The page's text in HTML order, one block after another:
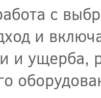
с
и
и ущерба,